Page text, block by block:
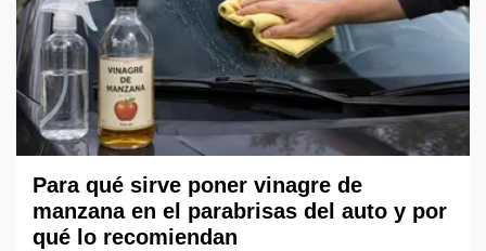
Para qué sirve poner vinagre de
manzana en el parabrisas del auto y por
qué lo recomiendan